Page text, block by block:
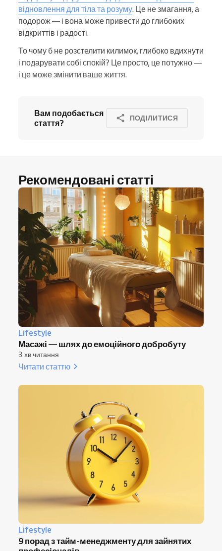
відновлення для тіла та розуму. Це не змагання, а
подорож — і вона може привести до глибоких
відкриттів і радості.
То чому б не розстелити килимок, глибоко вдихнути
і подарувати собі спокій? Це просто, це потужно —
і це може змінити ваше життя.
Вам подобається
стаття?
ПОДІЛИТИСЯ
Рекомендовані статті
Lifestyle
Масажі — шлях до емоційного добробуту
3 хв читання
Читати статтю
Lifestyle
9 порад з тайм-менеджменту для зайнятих